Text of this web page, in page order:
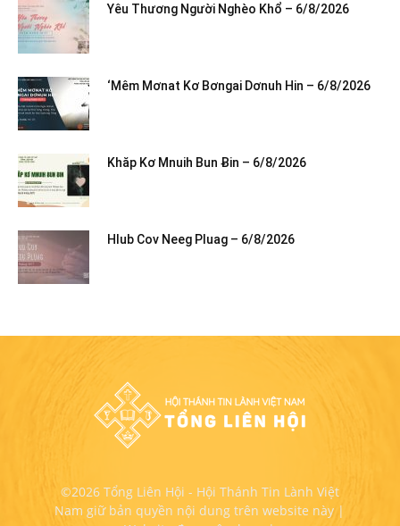
Yêu Thương Người Nghèo Khổ – 6/8/2026
‘Mêm Mơnat Kơ Bơngai Dơnuh Hin – 6/8/2026
Khăp Kơ Mnuih Bun Ƀin – 6/8/2026
Hlub Cov Neeg Pluag – 6/8/2026
©2026 Tổng Liên Hội - Hội Thánh Tin Lành Việt
Nam giữ bản quyền nội dung trên website này |